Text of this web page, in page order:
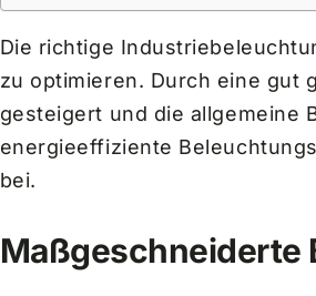
Die richtige
zu optimieren. Durch eine gut
gesteigert und die allgemeine
energieeffiziente
bei.
Maßgeschneiderte